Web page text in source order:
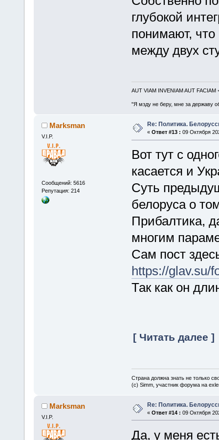
глубокой
понимают,
между двух
AUT VIAM INVENIAM AUT FACIAM
"Я мзду не беру, мне за державу
Marksman
V.I.P.
Сообщений: 5616
Репутация: 214
Re: Политика.
« Ответ #13 : 09 Октября
Вот тут с
касается и
Суть
белоруса о
Прибалтика,
многим
Сам пост
https://glav.su/
Так как он
[ Читать далее ]
Страна должна знать не только
(c) Simm, участник форума на
Marksman
V.I.P.
Re: Политика.
« Ответ #14 : 09 Октября
Да, у меня